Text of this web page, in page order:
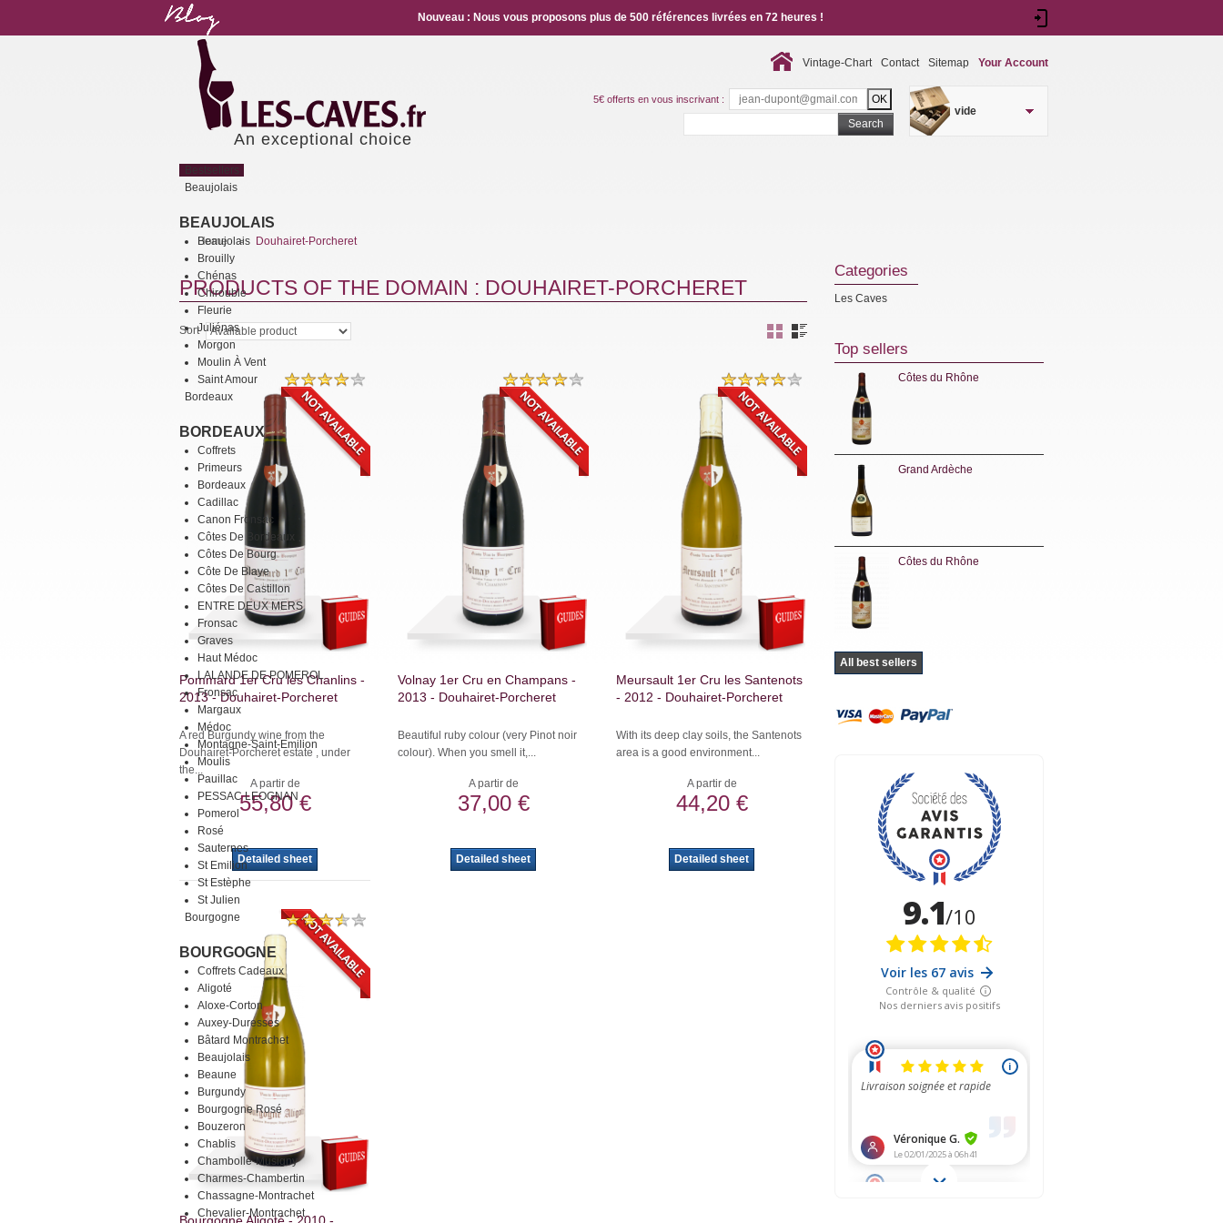
An exceptional choice
Bestsellers
Beaujolais
BEAUJOLAIS
Beaujolais
Brouilly
Chénas
Chirouble
Fleurie
Juliénas
Morgon
Moulin À Vent
Saint Amour
Bordeaux
BORDEAUX
Coffrets
Primeurs
Bordeaux
Cadillac
Canon Fronsac
Côtes De Bordeaux
Côtes De Bourg
Côte De Blaye
Côtes De Castillon
ENTRE DEUX MERS
Fronsac
Graves
Haut Médoc
LALANDE DE POMEROL
Fronsac
Margaux
Médoc
Montagne-Saint-Emilion
Moulis
Pauillac
PESSAC LEOGNAN
Pomerol
Rosé
Sauternes
St Emilion
St Estèphe
St Julien
Bourgogne
BOURGOGNE
Coffrets Cadeaux
Aligoté
Aloxe-Corton
Auxey-Duresses
Bâtard Montrachet
Beaujolais
Beaune
Burgundy
Bourgogne Rosé
Bouzeron
Chablis
Chambolle-Musigny
Charmes-Chambertin
Chassagne-Montrachet
Chevalier-Montrachet
vide
Vintage-Chart Contact Sitemap Your Account
Nouveau : Nous vous proposons plus de 500 références livrées en 72 heures !
Search
5€ offerts en vous inscrivant :
Home
Douhairet-Porcheret
PRODUCTS OF THE DOMAIN : DOUHAIRET-PORCHERET
Sort
Pommard 1er Cru les Chanlins -
2013 - Douhairet-Porcheret
A red Burgundy wine from the
Douhairet-Porcheret estate , under
the...
A partir de
55,80 €
Detailed sheet
Volnay 1er Cru en Champans -
2013 - Douhairet-Porcheret
Beautiful ruby colour (very Pinot noir
colour). When you smell it,...
A partir de
37,00 €
Detailed sheet
Meursault 1er Cru les Santenots
- 2012 - Douhairet-Porcheret
With its deep clay soils, the Santenots
area is a good environment...
A partir de
44,20 €
Detailed sheet
Categories
Les Caves
Top sellers
Côtes du Rhône
Grand Ardèche
Côtes du Rhône
All best sellers